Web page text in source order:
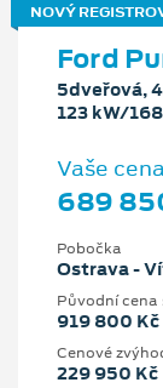
NOVÝ
Ford
5dveřová,
123 kW/
Vaše
689
Pobočka
Ostrava -
Původní cena
919 800 Kč
Cenové
229 950 Kč